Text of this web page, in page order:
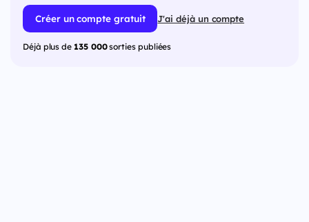
Créer un compte gratuit J'ai déjà un compte
Déjà plus de 135 000sorties publiées